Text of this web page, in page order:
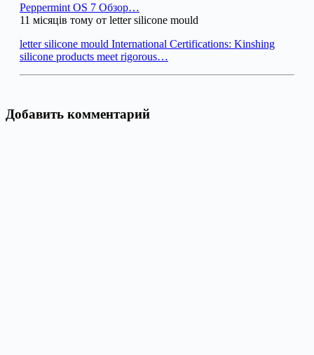
Peppermint OS 7 Обзор…
11 місяців тому от letter silicone mould
letter silicone mould International Certifications: Kinshing
silicone products meet rigorous…
Добавить комментарий